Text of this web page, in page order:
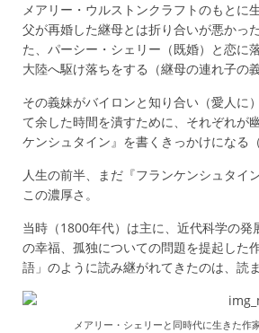
メアリー・ウルストンクラフトのもとに
父が再婚した継母とは折り合いが悪かっ
た、パーシー・シェリー（既婚）と恋に
大陸へ駆け落ちをする（継母の連れ子の
その義妹がバイロンと知り合い（愛人に
て余した時間を潰すために、それぞれが
ケンシュタイン』を書くきっかけになる
人生の前半、まだ『フランケンシュタイ
この濃厚さ。
当時（1800年代）は主に、近代科学の
の幸福、孤独についての問題を提起した
語」のように読み継がれてきたのは、読
メアリー・シェリーと同時代に生きた作